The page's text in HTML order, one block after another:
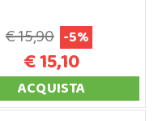
€ 15,90 -5%
€ 15,10
ACQUISTA